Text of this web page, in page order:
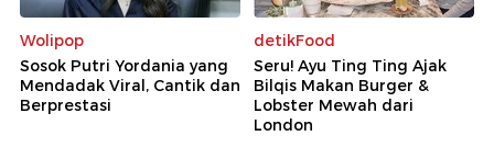
Wolipop
Sosok Putri Yordania yang
Mendadak Viral, Cantik dan
Berprestasi
detikFood
Seru! Ayu Ting Ting Ajak
Bilqis Makan Burger &
Lobster Mewah dari
London